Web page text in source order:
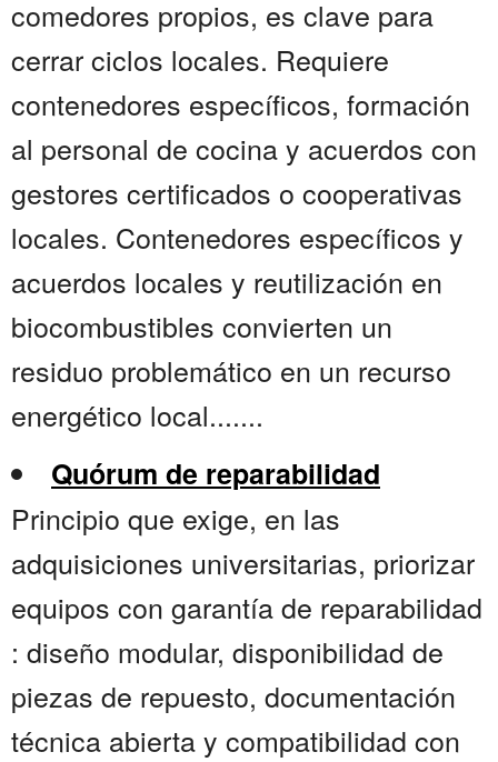
comedores propios, es clave para
cerrar ciclos locales. Requiere
contenedores específicos, formación
al personal de cocina y acuerdos con
gestores certificados o cooperativas
locales. Contenedores específicos y
acuerdos locales y reutilización en
biocombustibles convierten un
residuo problemático en un recurso
energético local.......
Quórum de reparabilidad
Principio que exige, en las
adquisiciones universitarias, priorizar
equipos con garantía de reparabilidad
: diseño modular, disponibilidad de
piezas de repuesto, documentación
técnica abierta y compatibilidad con